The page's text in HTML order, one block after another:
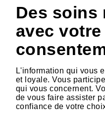
Des soins
avec votre
L'information qui vous
et loyale. Vous
qui vous concernent.
de vous faire assister
confiance de votre